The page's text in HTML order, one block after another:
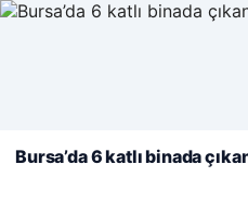
Nisan 28, 2026
deneyiminizi kişiselleştirmek ve
Reddet Kabul Et
Bursa’da 6 katlı binada